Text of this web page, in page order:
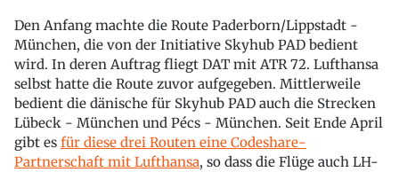
Den Anfang machte die Route Paderborn/Lippstadt -
München, die von der Initiative Skyhub PAD bedient
wird. In deren Auftrag fliegt DAT mit ATR 72. Lufthansa
selbst hatte die Route zuvor aufgegeben. Mittlerweile
bedient die dänische für Skyhub PAD auch die Strecken
Lübeck - München und Pécs - München. Seit Ende April
gibt es für diese drei Routen eine Codeshare-
Partnerschaft mit Lufthansa, so dass die Flüge auch LH-